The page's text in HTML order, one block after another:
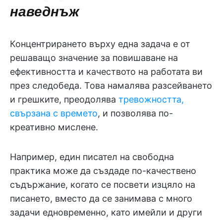
наведнъж
Концентрирането върху една задача е от
решаващо значение за повишаване на
ефективността и качеството на работата ви
през следобеда. Това намалява разсейването
и грешките, преодолява тревожността,
свързана с времето, и позволява по-
креативно мислене.
Например, един писател на свободна
практика може да създаде по-качествено
съдържание, когато се посвети изцяло на
писането, вместо да се занимава с много
задачи едновременно, като имейли и други